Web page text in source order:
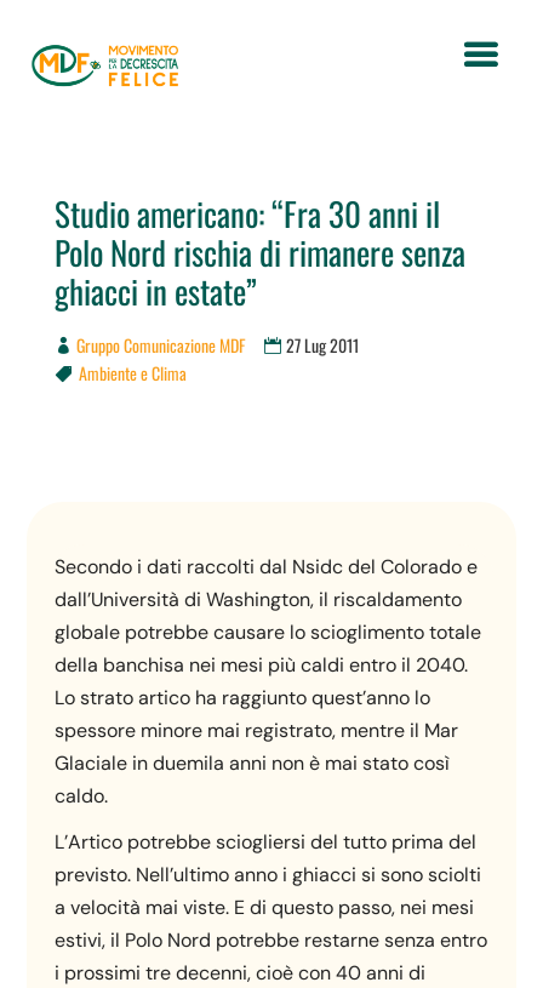
Studio americano: “Fra 30 anni il
Polo Nord rischia di rimanere senza
ghiacci in estate”
Gruppo Comunicazione MDF 27 Lug 2011
 Ambiente e Clima
Secondo i dati raccolti dal Nsidc del Colorado e
dall’Università di Washington, il riscaldamento
globale potrebbe causare lo scioglimento totale
della banchisa nei mesi più caldi entro il 2040.
Lo strato artico ha raggiunto quest’anno lo
spessore minore mai registrato, mentre il Mar
Glaciale in duemila anni non è mai stato così
caldo.
L’Artico potrebbe sciogliersi del tutto prima del
previsto. Nell’ultimo anno i ghiacci si sono sciolti
a velocità mai viste. E di questo passo, nei mesi
estivi, il Polo Nord potrebbe restarne senza entro
i prossimi tre decenni, cioè con 40 anni di